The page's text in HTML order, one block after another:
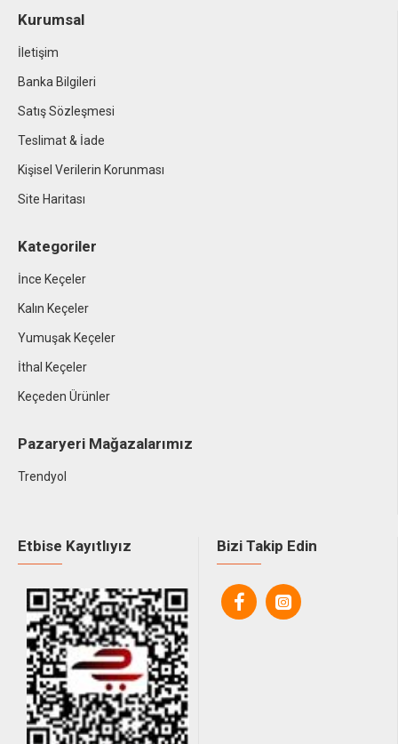
Kurumsal
İletişim
Banka Bilgileri
Satış Sözleşmesi
Teslimat & İade
Kişisel Verilerin Korunması
Site Haritası
Kategoriler
İnce Keçeler
Kalın Keçeler
Yumuşak Keçeler
İthal Keçeler
Keçeden Ürünler
Pazaryeri Mağazalarımız
Trendyol
Etbise Kayıtlıyız Bizi Takip Edin